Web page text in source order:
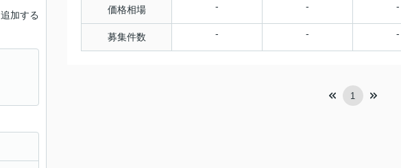
価格相場 - - -
募集件数 - - -
1
追加する